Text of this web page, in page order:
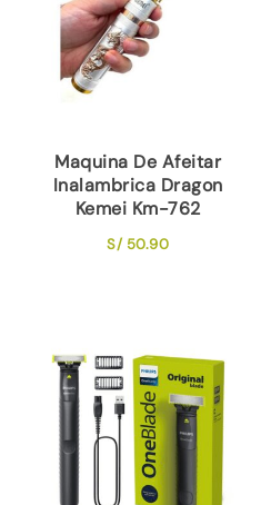
Maquina De Afeitar
Inalambrica Dragon
Kemei Km-762
S/50.90